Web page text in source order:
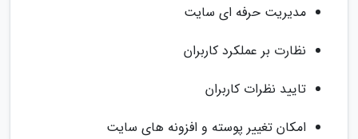
مدیریت حرفه ای سایت
نظارت بر عملکرد کاربران
تایید نظرات کاربران
امکان تغییر پوسته و افزونه های سایت